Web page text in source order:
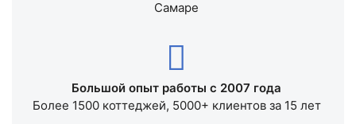
Самаре
Большой опыт работы с 2007 года
Более 1500 коттеджей, 5000+ клиентов за 15 лет